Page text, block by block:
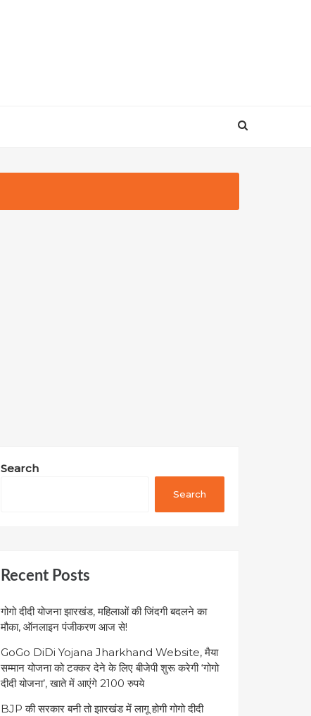
Search
Search
Recent Posts
गोगो दीदी योजना झारखंड, महिलाओं की जिंदगी बदलने का
मौका, ऑनलाइन पंजीकरण आज से!
GoGo DiDi Yojana Jharkhand Website, मैया
सम्मान योजना को टक्कर देने के लिए बीजेपी शुरू करेगी ‘गोगो
दीदी योजना’, खाते में आएंगे 2100 रुपये
BJP की सरकार बनी तो झारखंड में लागू होगी गोगो दीदी